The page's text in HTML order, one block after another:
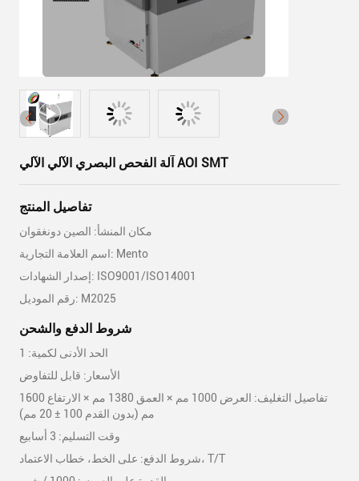
آلة الفحص البصري الآلي الآلي AOI SMT
تفاصيل المنتج
مكان المنشأ: الصين دونغقوان
اسم العلامة التجارية: Mento
إصدار الشهادات: ISO9001/ISO14001
رقم الموديل: M2025
شروط الدفع والشحن
الحد الأدنى لكمية: 1
الأسعار: قابل للتفاوض
تفاصيل التغليف: العرض 1000 مم × العمق 1380 مم × الارتفاع 1600
مم (بدون القدم 100 ± 20 مم)
وقت التسليم: 3 أسابيع
شروط الدفع: على الخط، خطاب الاعتماد، T/T